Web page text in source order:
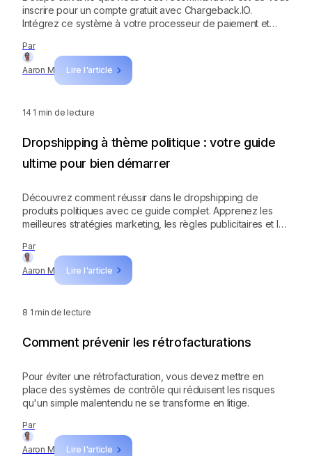
Par
Aaron M Lire l'article
inscrire pour un compte gratuit avec Chargeback.IO.
Intégrez ce système à votre processeur de paiement et
consulter les autres programmes de protection contre les
chargebacks de cette liste.
14 1 min de lecture
Par
Aaron M Lire l'article
Dropshipping à thème politique : votre guide
ultime pour bien démarrer
Découvrez comment réussir dans le dropshipping de
produits politiques avec ce guide complet. Apprenez les
meilleures stratégies marketing, les règles publicitaires et les
8 1 min de lecture
Par
Aaron M Lire l'article
Comment prévenir les rétrofacturations
Pour éviter une rétrofacturation, vous devez mettre en
place des systèmes de contrôle qui réduisent les risques
qu'un simple malentendu ne se transforme en litige.